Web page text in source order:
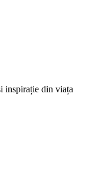
inspirație din viața